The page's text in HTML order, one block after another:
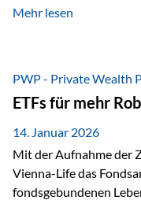
Wealth Police der
Risikostreuung,
Die Philosophiefrage:
bedeutet: Das
breit ab, ohne die…
Mehr lesen
PWP - Private Wealth
ETFs für mehr
14. Januar 2026
Mit der Aufnahme der
Vienna-Life das
fondsgebundenen